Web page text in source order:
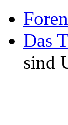
Das
sind